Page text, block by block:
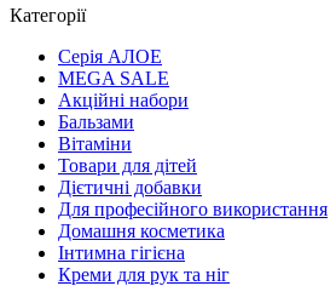
Категорії
Серія АЛОЕ
MEGA SALE
Акційні набори
Бальзами
Вітаміни
Товари для дітей
Дієтичні добавки
Для професійного використання
Домашня косметика
Інтимна гігієна
Креми для рук та ніг